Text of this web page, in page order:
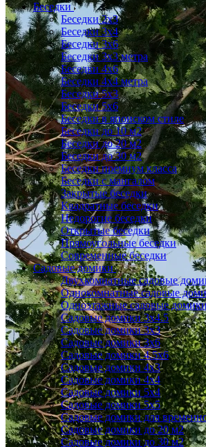
Беседки
Беседки 2x3
Беседки 3x4
Беседки 3x6
Беседки 3х3 метра
Беседки 4x6
Беседки 4х4 метра
Беседки 5x3
Беседки 5x6
Беседки в японском стиле
Беседки до 10 м2
Беседки до 20 м2
Беседки до 30 м2
Беседки премиум класса
Беседки с мангалом
Закрытые беседки
Квадратные беседки
Недорогие беседки
Открытые беседки
Прямоугольные беседки
Современные беседки
Садовые домики
Двухкомнатные садовые
Однокомнатные садовые
Одноэтажные садовые
Садовые домики 3x4.5
Садовые домики 3х3
Садовые домики 3х6
Садовые домики 4.5x6
Садовые домики 4x3
Садовые домики 4x4
Садовые домики 5х4
Садовые домики 5х5
Садовые домики для
Садовые домики до 20 м2
Садовые домики до 30 м2